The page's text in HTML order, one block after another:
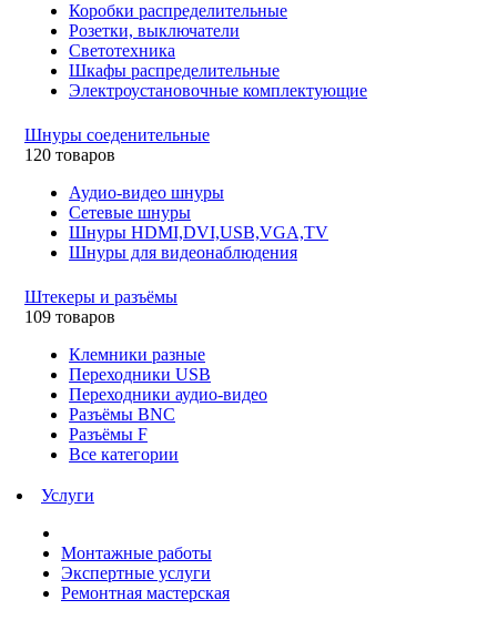
Коробки распределительные
Розетки, выключатели
Светотехника
Шкафы распределительные
Электроустановочные комплектующие
Шнуры соеденительные
120 товаров
Аудио-видео шнуры
Сетевые шнуры
Шнуры HDMI,DVI,USB,VGA,TV
Шнуры для видеонаблюдения
Штекеры и разъёмы
109 товаров
Клемники разные
Переходники USB
Переходники аудио-видео
Разъёмы BNC
Разъёмы F
Все категории
Услуги
Монтажные работы
Экспертные услуги
Ремонтная мастерская